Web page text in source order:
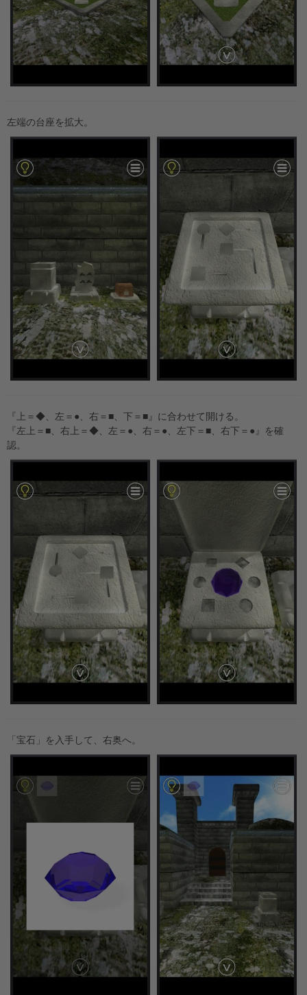
左端の台座を拡大。
『上＝◆、左＝●、右＝■、下＝■』に合わせて開ける。
『左上＝■、右上＝◆、左＝●、右＝●、左下＝■、右下＝●』を確
認。
「宝石」を入手して、右奥へ。